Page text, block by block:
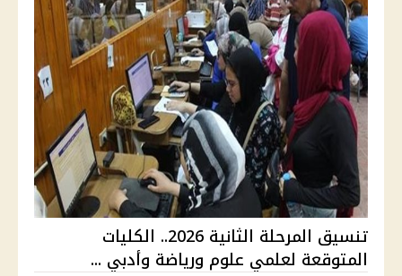
تنسيق المرحلة الثانية 2026.. الكليات
المتوقعة لعلمي علوم ورياضة وأدبي ...